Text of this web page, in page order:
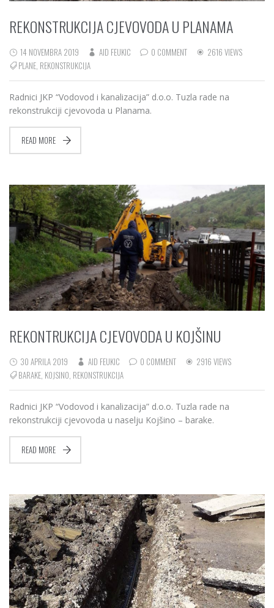
REKONSTRUKCIJA CJEVOVODA U PLANAMA
14 NOVEMBRA 2019 AID FEUKIC 0 COMMENT
2616 VIEWS
PLANE REKONSTRUKCIJA
Radnici JKP “Vodovod i kanalizacija” d.o.o. Tuzla rade na
rekonstrukciji cjevovoda u Planama.
READ MORE
REKONTRUKCIJA CJEVOVODA U KOJŠINU
30 APRILA 2019 AID FEUKIC 0 COMMENT
2916 VIEWS
BARAKE, KOJSINO, REKONSTRUKCIJA
Radnici JKP “Vodovod i kanalizacija” d.o.o. Tuzla rade na
rekonstrukciji cjevovoda u naselju Kojšino – barake.
READ MORE